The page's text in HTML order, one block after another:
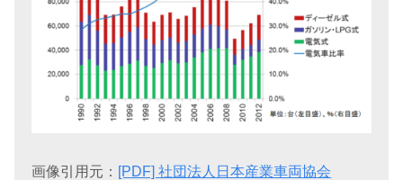
画像引用元： [PDF] 社団法人日本産業車両協会